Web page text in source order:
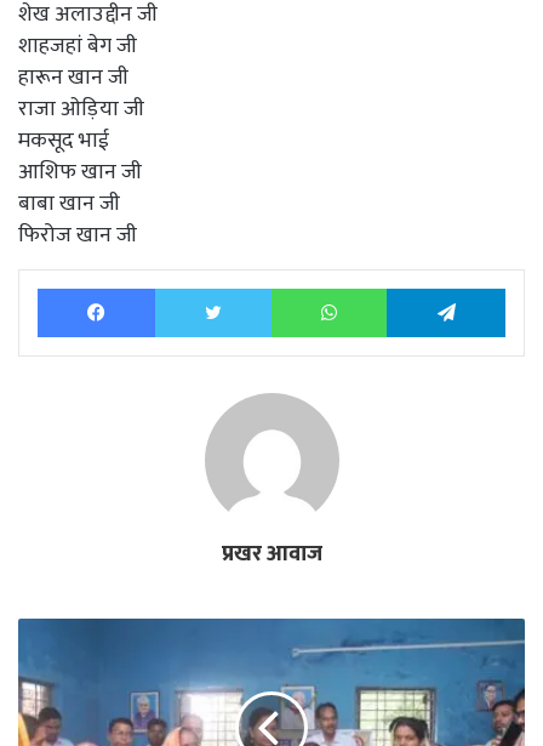
शेख अलाउद्दीन जी
शाहजहां बेग जी
हारून खान जी
राजा ओड़िया जी
मकसूद भाई
आशिफ खान जी
बाबा खान जी
फिरोज खान जी
Facebook Twitter WhatsApp
प्रखर आवाज